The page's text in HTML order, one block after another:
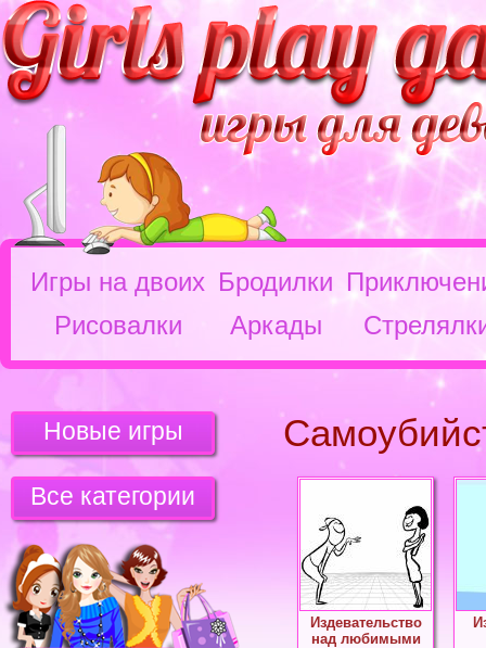
Игры на двоих Бродилки
Рисовалки
Аркады
Издевательство
над любимыми
Новые игры
Все категории